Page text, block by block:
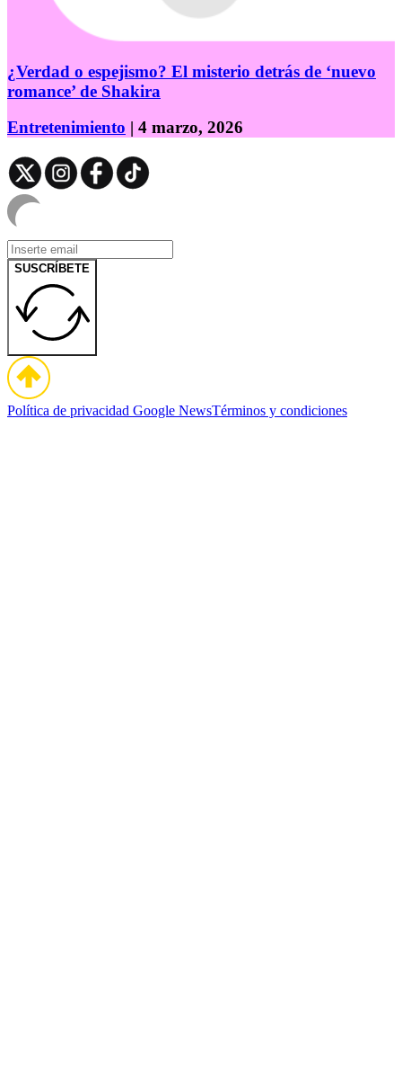
¿Verdad o espejismo? El misterio detrás de ‘nuevo
romance’ de Shakira
Entretenimiento | 4 marzo, 2026
SUSCRÍBETE
Política de privacidad Google NewsTérminos y condiciones